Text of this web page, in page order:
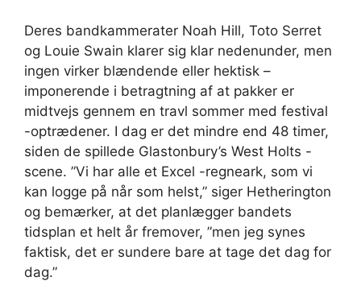
Deres bandkammerater Noah Hill, Toto Serret
og Louie Swain klarer sig klar nedenunder, men
ingen virker blændende eller hektisk –
imponerende i betragtning af at pakker er
midtvejs gennem en travl sommer med festival
-optrædener. I dag er det mindre end 48 timer,
siden de spillede Glastonbury’s West Holts -
scene. ”Vi har alle et Excel -regneark, som vi
kan logge på når som helst,” siger Hetherington
og bemærker, at det planlægger bandets
tidsplan et helt år fremover, ”men jeg synes
faktisk, det er sundere bare at tage det dag for
dag.”